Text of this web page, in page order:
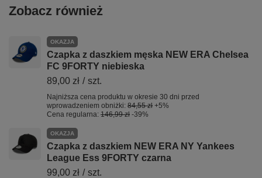
Zobacz również
OKAZJA
Czapka z daszkiem męska NEW ERA Chelsea
FC 9FORTY niebieska
89,00 zł / szt.
Najniższa cena produktu w okresie 30 dni przed
wprowadzeniem obniżki: 84,55 zł +5%
Cena regularna: 146,99 zł -39%
OKAZJA
Czapka z daszkiem NEW ERA NY Yankees
League Ess 9FORTY czarna
99,00 zł / szt.